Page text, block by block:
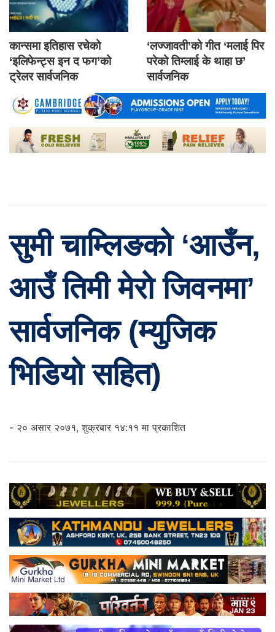
कान्समा इतिहास रचेको
‘इलिफेन्ट्स इन द फग’को
ट्रेलर सार्वजनिक
‘लज्जावती’को गीत ‘मलाई पिर
परेको तिम्लाई के थाहा छ’
सार्वजनिक
सुमी चाम्लिङको ‘आउँन,
आउँ तिमी मेरो जिवनमा’
सार्वजनिक (म्युजिक
भिडियो सहित)
- २० असार २०७१, शुक्रबार १४:११ मा प्रकाशित